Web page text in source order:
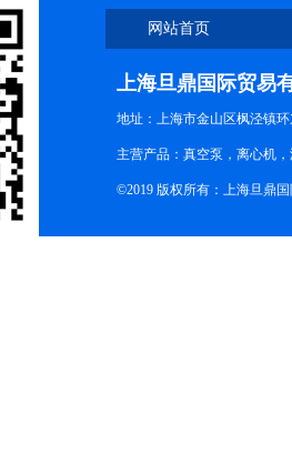
网站首页
上海旦鼎国际贸易
地址：上海市金山区枫泾镇
主营产品：真空泵，离心机
©2019 版权所有：上海旦鼎